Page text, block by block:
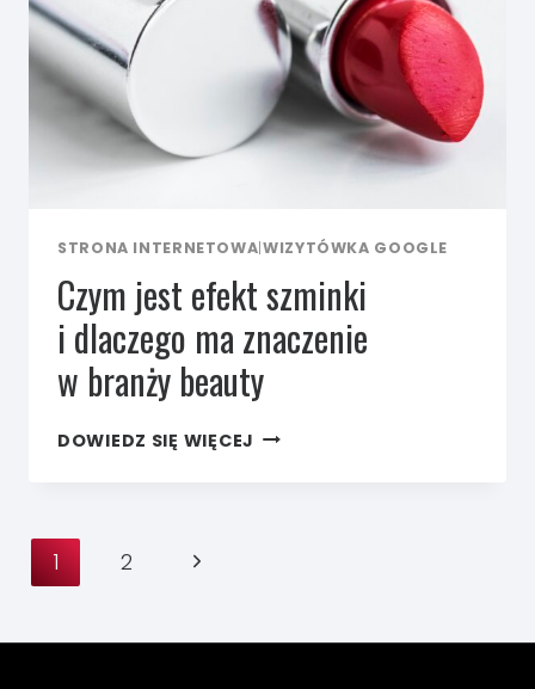
STRONA INTERNETOWA|WIZYTÓWKA GOOGLE
Czym jest efekt szminki
i dlaczego ma znaczenie
w branży beauty
DOWIEDZ SIĘ WIĘCEJ CZYM
Nawigacja
1 2
Następna